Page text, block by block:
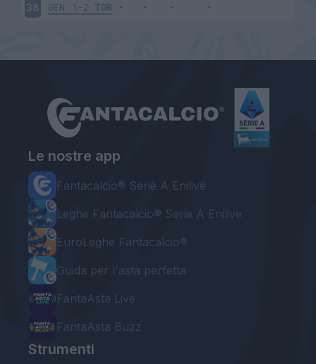
38 GEN 1-2 TOR
Le nostre app
Fantacalcio® Serie A Enilive
Leghe Fantacalcio® Serie A Enilive
EuroLeghe Fantacalcio®
Guida per l'asta perfetta
FantaAsta Live
FantaAsta Buzz
Strumenti